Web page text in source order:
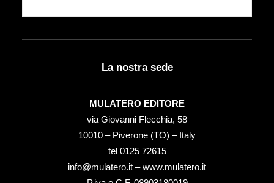
La nostra sede
MULATERO EDITORE
via Giovanni Flecchia, 58
10010 – Piverone (TO) – Italy
tel ‭0125 72615‬
info@mulatero.it –www.mulatero.it